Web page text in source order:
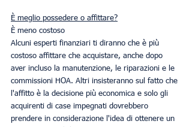
È meglio possedere o affittare?
È meno costoso
Alcuni esperti finanziari ti diranno che è più
costoso affittare che acquistare, anche dopo
aver incluso la manutenzione, le riparazioni e le
commissioni HOA. Altri insisteranno sul fatto che
l'affitto è la decisione più economica e solo gli
acquirenti di case impegnati dovrebbero
prendere in considerazione l'idea di ottenere un